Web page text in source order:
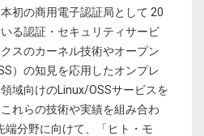
初の商用電子認証局として 20
る認証・セキュリティサービ
スのカーネル技術やオープン
）の知見を応用したオンプレ
域向けのLinux/OSSサービスを
れらの技術や実績を組み合わ
端分野に向けて、「ヒト・モ